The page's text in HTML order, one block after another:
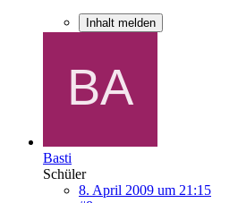
Inhalt melden
Basti
Schüler
8. April 2009 um 21:15